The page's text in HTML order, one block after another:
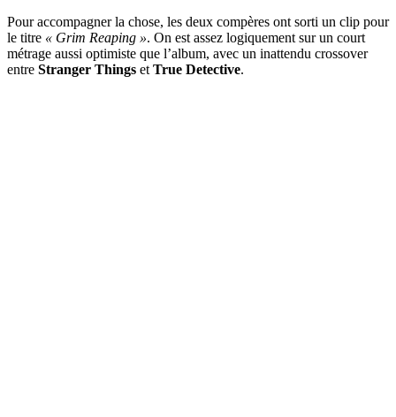
Pour accompagner la chose, les deux compères ont sorti un clip pour
le titre « Grim Reaping ». On est assez logiquement sur un court
métrage aussi optimiste que l’album, avec un inattendu crossover
entre Stranger Things et True Detective.